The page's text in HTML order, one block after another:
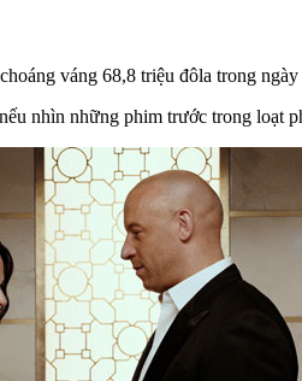
váng 68,8 triệu đôla trong
nhìn những phim trước trong loạt